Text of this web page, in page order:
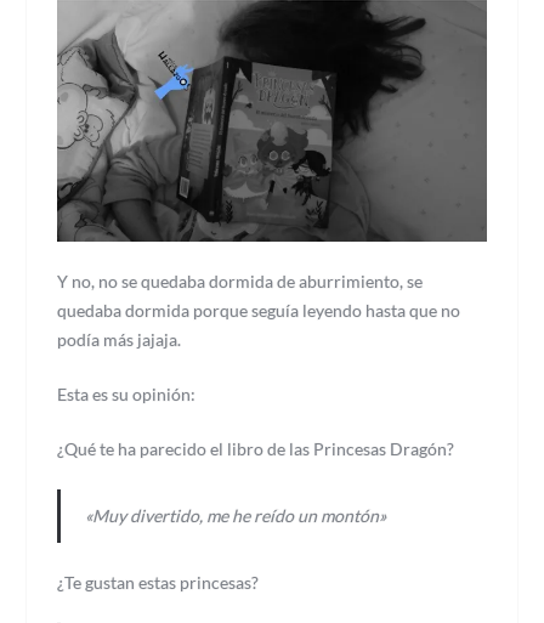
Y no, no se quedaba dormida de aburrimiento, se
quedaba dormida porque seguía leyendo hasta que no
podía más jajaja.
Esta es su opinión:
¿Qué te ha parecido el libro de las Princesas Dragón?
«Muy divertido, me he reído un montón»
¿Te gustan estas princesas?